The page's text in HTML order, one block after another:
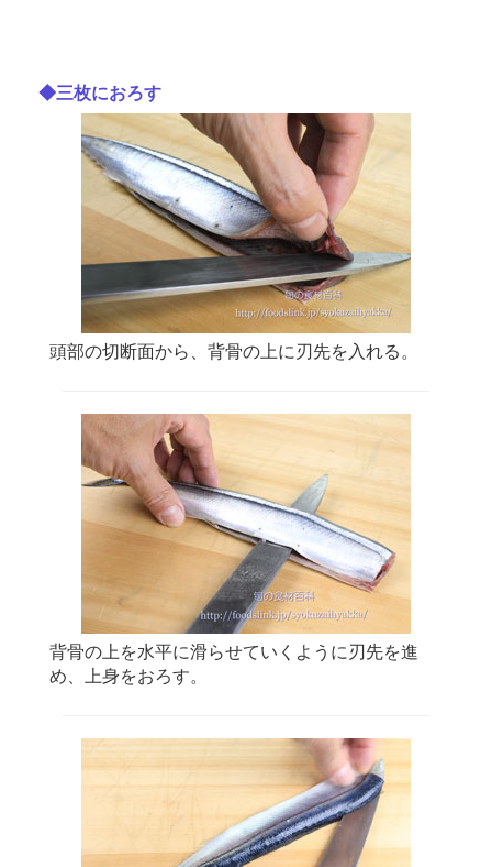
◆三枚におろす
頭部の切断面から、背骨の上に刃先を入れる。
背骨の上を水平に滑らせていくように刃先を進
め、上身をおろす。